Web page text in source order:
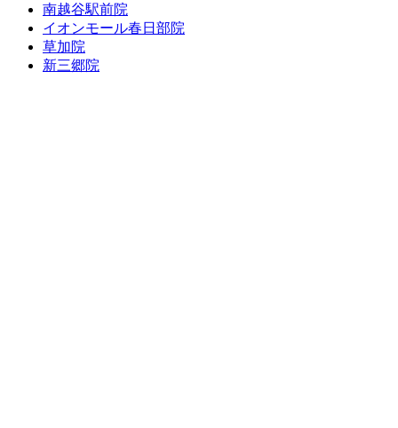
南越谷駅前院
イオンモール春日部院
草加院
新三郷院